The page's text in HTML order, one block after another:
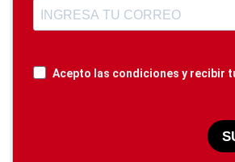
Acepto las condiciones y recibir